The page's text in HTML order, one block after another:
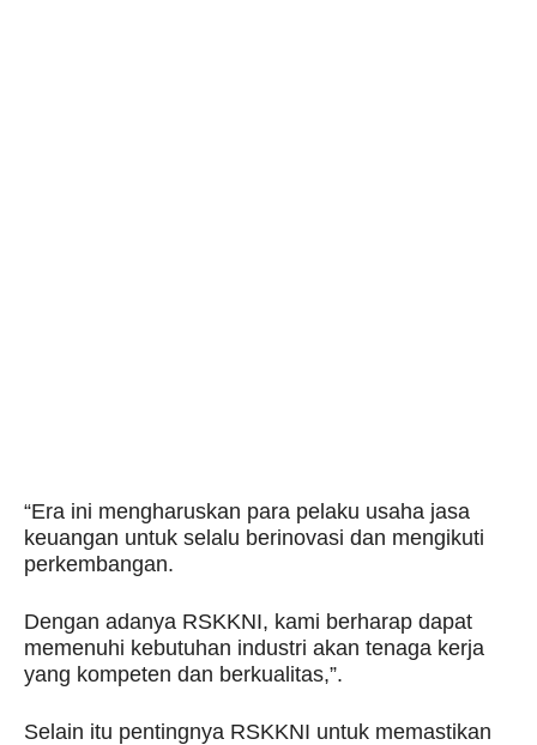
“Era ini mengharuskan para pelaku usaha jasa
keuangan untuk selalu berinovasi dan mengikuti
perkembangan.
Dengan adanya RSKKNI, kami berharap dapat
memenuhi kebutuhan industri akan tenaga kerja
yang kompeten dan berkualitas,”.
Selain itu pentingnya RSKKNI untuk memastikan